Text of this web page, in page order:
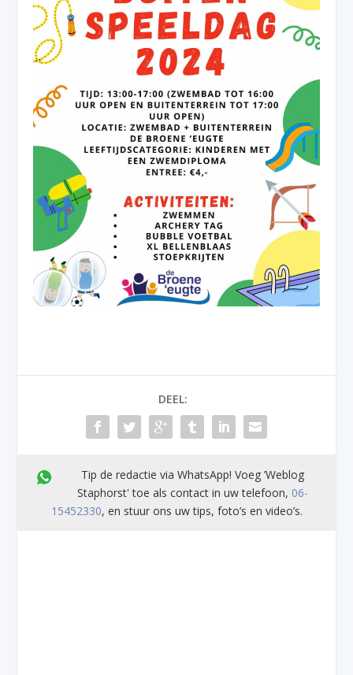
DEEL:
Tip de redactie via WhatsApp! Voeg ’Weblog
Staphorst' toe als contact in uw telefoon, 06-
15452330, en stuur ons uw tips, foto’s en video’s.